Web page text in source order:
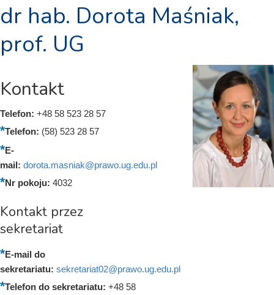
dr hab. Dorota Maśniak,
prof. UG
Kontakt
Telefon: +48 58 523 28 57
Telefon: (58) 523 28 57
E-
mail: dorota.masniak@prawo.ug.edu.pl
Nr pokoju: 4032
Kontakt przez
sekretariat
E-mail do
sekretariatu: sekretariat02@prawo.ug.edu.pl
Telefon do sekretariatu: +48 58